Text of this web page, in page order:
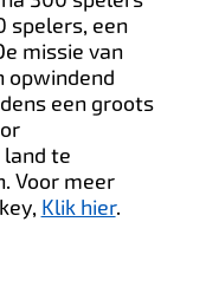
spelers, een
missie van
opwindend
een groots
land te
Voor meer
Klik hier.